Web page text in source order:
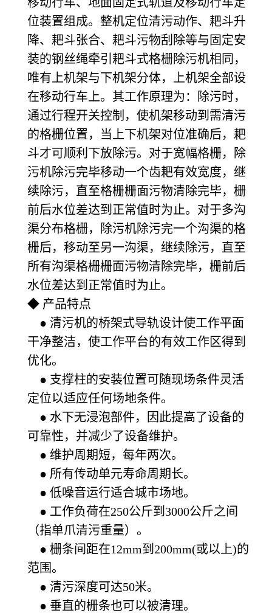
位装置组成。整机定位清污动作、耙斗升
降、耙斗张合、耙斗污物刮除等与固定安
装的钢丝绳牵引耙斗式格栅除污机相同，
唯有上机架与下机架分体，上机架全部设
在移动行车上。其工作原理为：除污时，
通过行程开关控制，使机架移动到需清污
的格栅位置，当上下机架对位准确后，耙
斗才可顺利下放除污。对于宽幅格栅，除
污机除污完毕移动一个齿耙有效宽度，继
续除污，直至格栅栅面污物清除完毕，栅
前后水位差达到正常值时为止。对于多沟
渠分布格栅，除污机除污完一个沟渠的格
栅后，移动至另一沟渠，继续除污，直至
所有沟渠格栅栅面污物清除完毕，栅前后
水位差达到正常值时为止。
◆ 产品特点
● 清污机的桥架式导轨设计使工作平面
干净整洁，使工作平台的有效工作区得到
优化。
● 支撑柱的安装位置可随现场条件灵活
定位以适应任何场地条件。
● 水下无浸泡部件，因此提高了设备的
可靠性，并减少了设备维护。
● 维护周期短，每年两次。
● 所有传动单元寿命周期长。
● 低噪音运行适合城市场地。
● 工作负荷在250公斤到3000公斤之间
（指单爪清污重量）。
● 栅条间距在12mm到200mm(或以上)的
范围。
● 清污深度可达50米。
● 垂直的栅条也可以被清理。